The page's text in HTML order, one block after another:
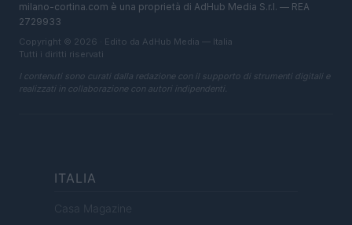
milano-cortina.com è una proprietà di AdHub Media S.r.l. — REA
2729933
Copyright © 2026 · Edito da AdHub Media — Italia
Tutti i diritti riservati
I contenuti sono curati dalla redazione con il supporto di strumenti digitali e
realizzati in collaborazione con autori indipendenti.
ITALIA
Casa Magazine